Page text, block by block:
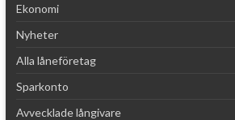
Ekonomi
Nyheter
Alla låneföretag
Sparkonto
Avvecklade långivare